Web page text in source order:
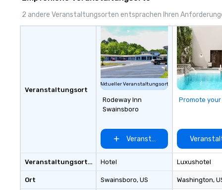
2 andere Veranstaltungsorten entsprachen Ihren
Veranstaltungsort
Veranstaltungsortstyp
Ort
Aktueller Veranstaltungsort
Rodeway Inn
Swainsboro
Veranstaltungsort auswählen
Hotel
Swainsboro, US
Promote
Luxushotel
Washington,